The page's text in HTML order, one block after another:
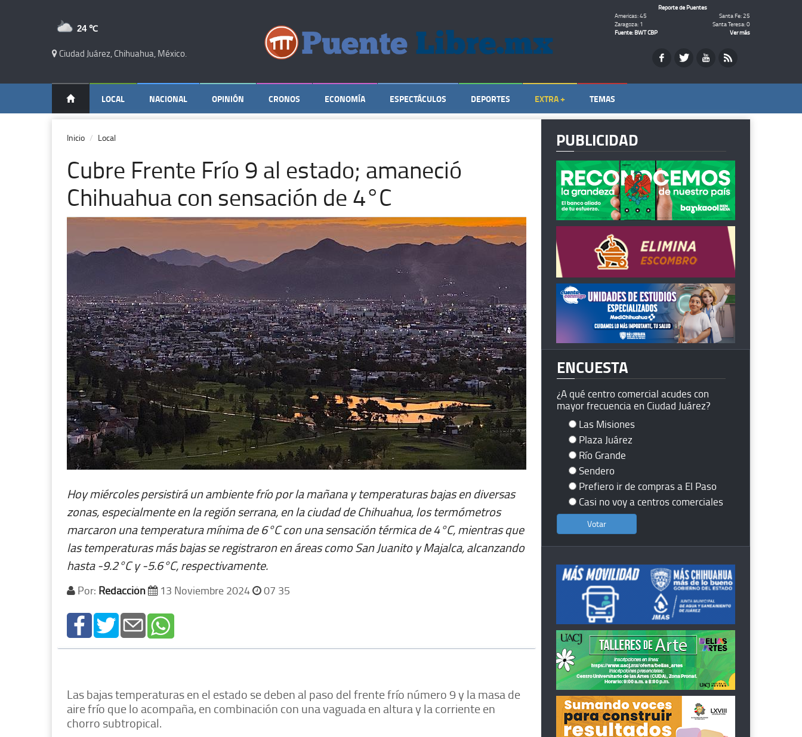
24 ℃
Ciudad Juárez, Chihuahua, México.
Reporte de Puentes
Americas: 45
Santa Fe: 25
Zaragoza: 1
Santa Teresa: 0
Fuente: BWT CBP
Ver más
LOCAL NACIONAL OPINIÓN CRONOS ECONOMÍA ESPECTÁCULOS DEPORTES EXTRA + TEMAS
Inicio Local
Cubre Frente Frío 9 al estado; amaneció
Chihuahua con sensación de 4°C
Hoy miércoles persistirá un ambiente frío por la mañana y temperaturas bajas en diversas
zonas, especialmente en la región serrana, en la ciudad de Chihuahua, los termómetros
marcaron una temperatura mínima de 6°C con una sensación térmica de 4°C, mientras que
las temperaturas más bajas se registraron en áreas como San Juanito y Majalca, alcanzando
hasta -9.2°C y -5.6°C, respectivamente.
Por: Redacción 13 Noviembre 2024 07 35
Las bajas temperaturas en el estado se deben al paso del frente frío número 9 y la masa de
aire frío que lo acompaña, en combinación con una vaguada en altura y la corriente en
chorro subtropical.
PUBLICIDAD
ENCUESTA
¿A qué centro comercial acudes con
mayor frecuencia en Ciudad Juárez?
Las Misiones
Plaza Juárez
Río Grande
Sendero
Prefiero ir de compras a El Paso
Casi no voy a centros comerciales